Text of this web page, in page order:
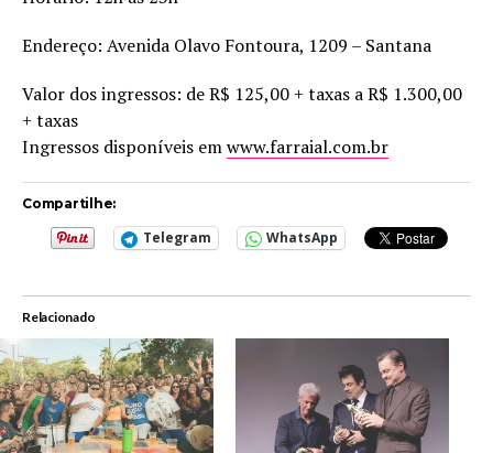
Endereço: Avenida Olavo Fontoura, 1209 – Santana
Valor dos ingressos: de R$ 125,00 + taxas a R$ 1.300,00
+ taxas
Ingressos disponíveis emwww.farraial.com.br
Compartilhe:
Telegram WhatsApp
Relacionado